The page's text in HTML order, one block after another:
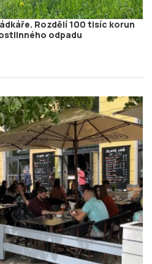
Rozdělí 100 tisíc korun
odpadu